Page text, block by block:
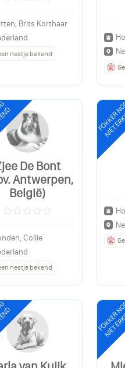
Brits Korthaar
nestje bekend
De Bont
Antwerpen,
België)
Collie
nestje bekend
FOKKER
NIET
FOKKER
NIET